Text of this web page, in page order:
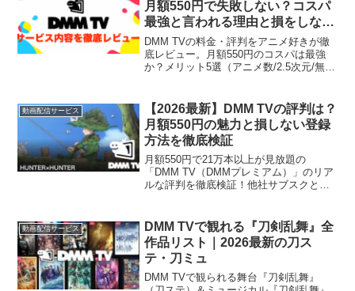
月額550円で失敗しない？コスパ
最強と言われる理由と損をしない
無料特典の使い方を徹底解説
DMM TVの料金・評判をアニメ好きが徹
底レビュー。月額550円のコスパは最強
か？メリット5選（アニメ数/2.5次元/無料
ん。登録前に必読！
動画配信サービス
【2026最新】DMM TVの評判は？
月額550円の魅力と損しない登録
方法を徹底検証
月額550円で21万本以上が見放題の
「DMM TV（DMMプレミアム）」のリア
ルな評判を徹底検証！他社サブスクとの
イアルから損せず登録する手順まで網羅
した完全ガイドです。
動画配信サービス
DMM TVで観れる『刀剣乱舞』全
作品リスト｜2026最新の刀ス
テ・刀ミュ
DMM TVで観られる舞台『刀剣乱舞』